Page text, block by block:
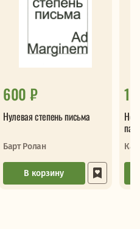
600 ₽
Нулевая степень письма
Барт Ролан
В корзину
1